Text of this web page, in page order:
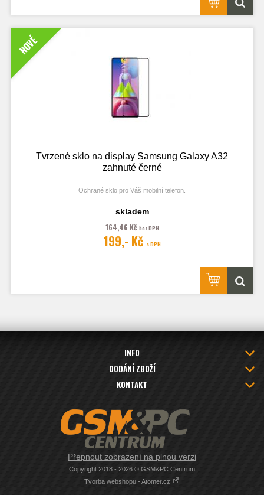
NOVÉ
Tvrzené sklo na display Samsung Galaxy A32
zahnuté černé
Ochrané sklo pro Váš mobilní telefon.
skladem
164,46 Kč bez DPH
199,- Kč s DPH
INFO
DODÁNÍ ZBOŽÍ
KONTAKT
Přepnout zobrazení na plnou verzi
Copyright 2018 - 2026 © GSM&PC Centrum
Tvorba webshopu - Atomer.cz